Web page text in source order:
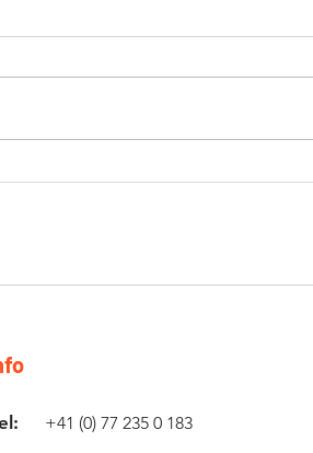
+41 (0) 77 235 0 183